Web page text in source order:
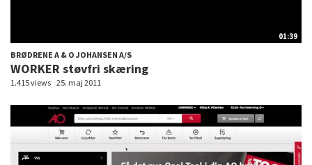
01:39
BRØDRENE A & O JOHANSEN A/S
WORKER støvfri skæring
1.415 views 25. maj 2011